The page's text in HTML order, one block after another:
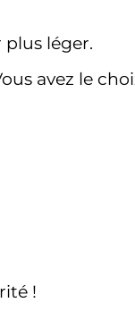
léger.
avez le
!